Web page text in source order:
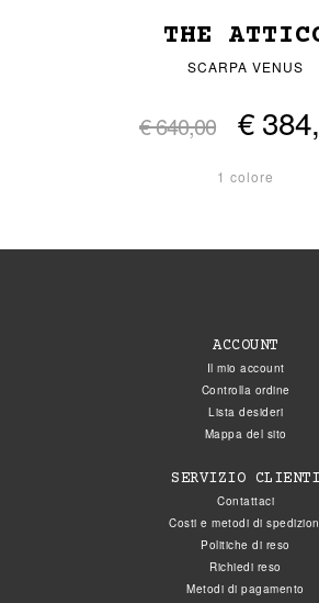
THE
SCARPA VENUS
€ 640,00 €
1 colore
ACCOUNT
Il mio account
Controlla ordine
Lista desideri
Mappa del sito
SERVIZIO CLIENTI
Contattaci
Costi e metodi di
Politiche di reso
Richiedi reso
Metodi di pagamento